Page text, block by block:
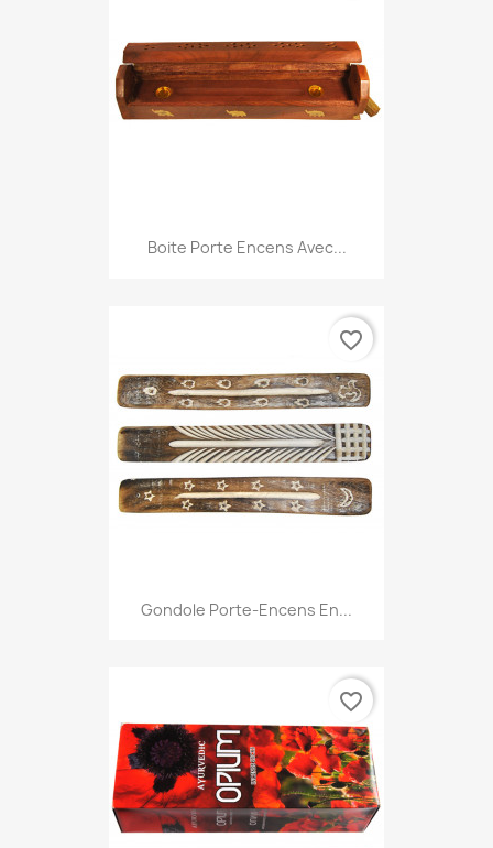
Boite Porte Encens Avec...
Gondole Porte-Encens En...
favorite_border
favorite_border